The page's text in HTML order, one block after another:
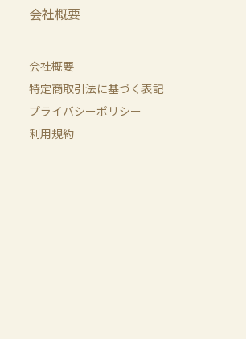
会社概要
会社概要
特定商取引法に基づく表記
プライバシーポリシー
利用規約